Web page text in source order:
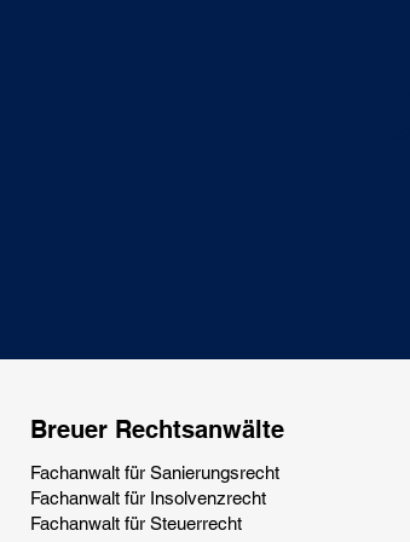
Breuer Rechtsanwälte
Fachanwalt für Sanierungsrecht
Fachanwalt für Insolvenzrecht
Fachanwalt für Steuerrecht